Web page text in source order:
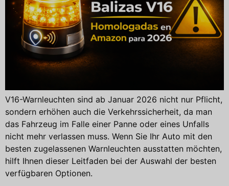
V16-Warnleuchten sind ab Januar 2026 nicht nur Pflicht,
sondern erhöhen auch die Verkehrssicherheit, da man
das Fahrzeug im Falle einer Panne oder eines Unfalls
nicht mehr verlassen muss. Wenn Sie Ihr Auto mit den
besten zugelassenen Warnleuchten ausstatten möchten,
hilft Ihnen dieser Leitfaden bei der Auswahl der besten
verfügbaren Optionen.